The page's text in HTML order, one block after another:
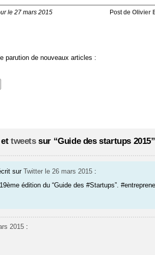
le 27 mars 2015 Post de Olivier
parution de nouveaux articles :
tweetssur “Guide des startups
surTwitter le 26 mars 2015 :
édition du “Guide des #Startups”.
2015 :